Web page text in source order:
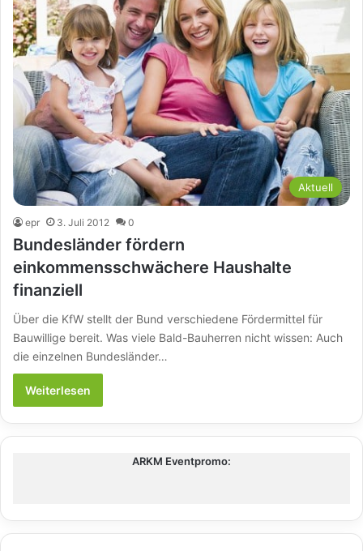
Aktuell
epr 3. Juli 2012 0
Bundesländer fördern
einkommensschwächere Haushalte
finanziell
Über die KfW stellt der Bund verschiedene Fördermittel für
Bauwillige bereit. Was viele Bald-Bauherren nicht wissen: Auch
die einzelnen Bundesländer…
Weiterlesen
ARKM Eventpromo: